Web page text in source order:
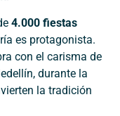
4.000 fiestas
es protagonista.
con el carisma de
durante la
la tradición